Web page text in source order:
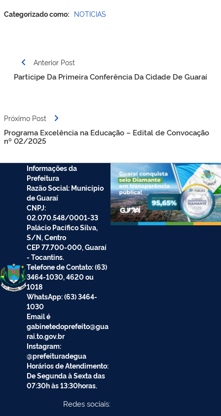
Categorizado como: NOTICIAS
Anterior Post
Participe Da Primeira Conferência Da Cidade De Guaraí
Próximo Post
Programa Excelência na Educação – Edital de Convocação
nº 02/2025
Informações da
Prefeitura
Razão Social: Município
de Guaraí
CNPJ:
02.070.548/0001-33
Palácio Pacífico Silva,
S/N, Centro
CEP 77.700-000, Guaraí
- Tocantins.
Telefone de Contato: (63)
3464-1030, 4620 ou
1018
WhatsApp: (63) 3464-
1030
Email é
gabinetedoprefeito@gua
rai.to.gov.br
Instagram:
@prefeituradegua
Horários de Atendimento:
De Segunda à Sexta das
07:30h às 13:30horas.
Redes sociais: